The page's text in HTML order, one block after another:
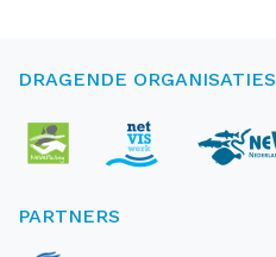
DRAGENDE ORGANISATIES
PARTNERS